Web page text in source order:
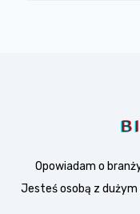
Opowiadam o
Jesteś osobą z dużym